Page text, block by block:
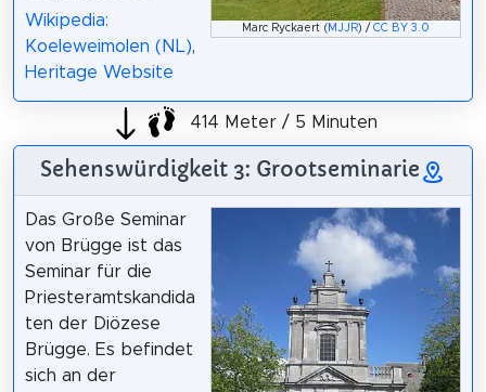
Marc Ryckaert ( MJJR) /CC BY 3.0
Wikipedia:
Koeleweimolen (NL),
Heritage Website
414 Meter / 5 Minuten
Sehenswürdigkeit 3: Grootseminarie
Das Große Seminar
von Brügge ist das
Seminar für die
Priesteramtskandida
ten der Diözese
Brügge. Es befindet
sich an der